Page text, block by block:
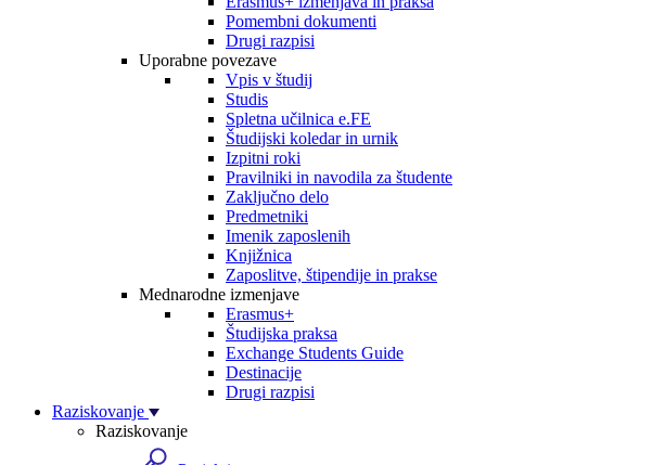
Pomembni dokumenti
Drugi razpisi
Uporabne povezave
Vpis v študij
Studis
Spletna učilnica e.FE
Študijski koledar in urnik
Izpitni roki
Pravilniki in navodila za študente
Zaključno delo
Predmetniki
Imenik zaposlenih
Knjižnica
Zaposlitve, štipendije in prakse
Mednarodne izmenjave
Erasmus+
Študijska praksa
Exchange Students Guide
Destinacije
Drugi razpisi
Raziskovanje
Raziskovanje